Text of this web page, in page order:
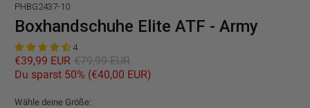
PHBG2437-10
Boxhandschuhe Elite ATF - Army
4
€39,99 EUR €79,99 EUR
Du sparst 50% (€40,00 EUR)
Wähle deine Größe: